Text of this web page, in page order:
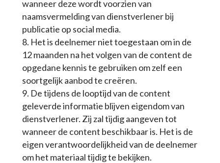
wanneer deze wordt voorzien van
naamsvermelding van dienstverlener bij
publicatie op social media.
Het is deelnemer niet toegestaan om in de
12 maanden na het volgen van de content de
opgedane kennis te gebruiken om zelf een
soortgelijk aanbod te creëren.
De tijdens de looptijd van de content
geleverde informatie blijven eigendom van
dienstverlener. Zij zal tijdig aangeven tot
wanneer de content beschikbaar is. Het is de
eigen verantwoordelijkheid van de deelnemer
om het materiaal tijdig te bekijken.